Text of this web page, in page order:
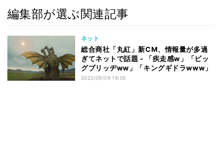
編集部が選ぶ関連記事
ネット
総合商社「丸紅」新CM、情報量が多過
ぎてネットで話題 - 「疾走感w」「ビッ
グブリッヂww」「キングギドラwww」
2023/09/09 19:05